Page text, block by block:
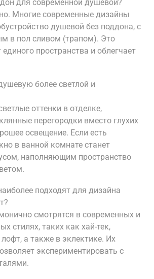
для современной душевой?
Многие современные дизайны
душевой без поддона, с
в пол сливом (трапом). Это
пространства и облегчает
более светлой и
оттенки в отделке,
перегородки вместо глухих
освещение. Если есть
в ванной комнате станет
наполняющим пространство
подходят для дизайна
смотрятся в современных и
стилях, таких как хай-тек,
а также в эклектике. Их
экспериментировать с